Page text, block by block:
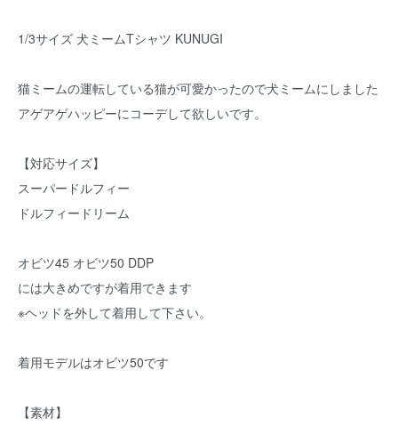
1/3サイズ 犬ミームTシャツ KUNUGI
猫ミームの運転している猫が可愛かったので犬ミームにしました
アゲアゲハッピーにコーデして欲しいです。
【対応サイズ】
スーパードルフィー
ドルフィードリーム
オビツ45 オビツ50 DDP
には大きめですが着用できます
※ヘッドを外して着用して下さい。
着用モデルはオビツ50です
【素材】